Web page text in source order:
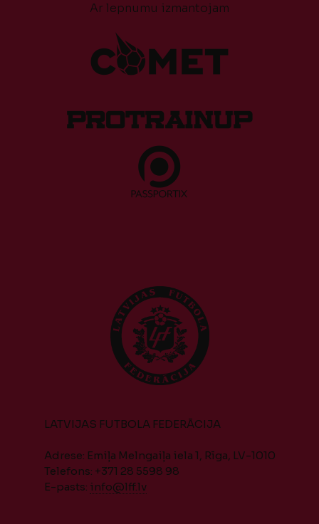
Ar lepnumu izmantojam
LATVIJAS FUTBOLA FEDERĀCIJA
Adrese: Emiļa Melngaiļa iela 1, Rīga, LV-1010
Telefons: +371 28 5598 98
E-pasts: info@lff.lv